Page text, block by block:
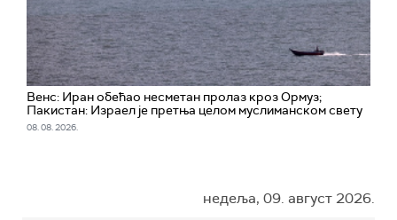
Венс: Иран обећао несметан пролаз кроз Ормуз;
Пакистан: Израел је претња целом муслиманском свету
08. 08. 2026.
недеља, 09. август 2026.